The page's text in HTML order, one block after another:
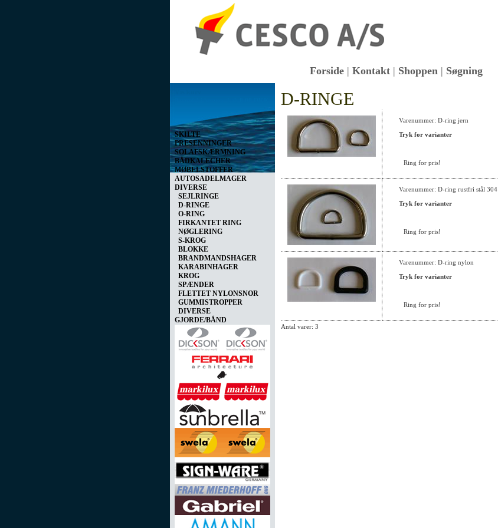
Forside | Kontakt | Shoppen | Søgning
SKILTE
PRESENNINGER
SOLAFSKÆRMNING
BÅDKALECHER
MØBELSTOFFER
AUTOSADELMAGER
DIVERSE
SEJLRINGE
D-RINGE
O-RING
FIRKANTET RING
NØGLERING
S-KROG
BLOKKE
BRANDMANDSHAGER
KARABINHAGER
KROG
SPÆNDER
FLETTET NYLONSNOR
GUMMISTROPPER
DIVERSE
GJORDE/BÅND
D-RINGE
Varenummer: D-ring jern
Tryk for varianter
Ring for pris!
Varenummer: D-ring rustfri stål 304
Tryk for varianter
Ring for pris!
Varenummer: D-ring nylon
Tryk for varianter
Ring for pris!
Antal varer: 3